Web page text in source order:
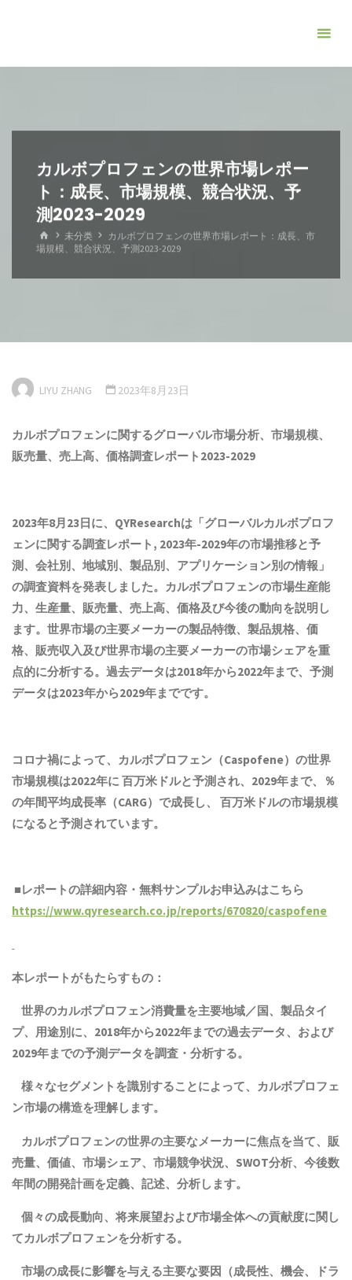
カルボプロフェンの世界市場レポー
ト：成長、市場規模、競合状況、予
測2023-2029
ホ
ー
未分类
カルボプロフェンの世界市場レポート：成長、市
場規模、競合状況、予測2023-2029
LIYU ZHANG 2023年8月23日
カルボプロフェンに関するグローバル市場分析、市場規模、
販売量、売上高、価格調査レポート2023-2029
2023年8月23日に、QYResearchは「グローバルカルボプロフ
ェンに関する調査レポート, 2023年-2029年の市場推移と予
測、会社別、地域別、製品別、アプリケーション別の情報 」
の調査資料を発表しました。カルボプロフェンの市場生産能
力、生産量、販売量、売上高、価格及び今後の動向を説明し
ます。世界市場の主要メーカーの製品特徴、製品規格、価
格、販売収入及び世界市場の主要メーカーの市場シェアを重
点的に分析する。過去データは2018年から2022年まで、予測
データは2023年から2029年までです。
コロナ禍によって、カルボプロフェン（Caspofene）の世界
市場規模は2022年に 百万米ドルと予測され、2029年まで、％
の年間平均成長率（CARG）で成長し、 百万米ドルの市場規模
になると予測されています。
■レポートの詳細内容・無料サンプルお申込みはこちら
https://www.qyresearch.co.jp/reports/670820/caspofene
本レポートがもたらすもの：
世界のカルボプロフェン消費量を主要地域／国、製品タイ
プ、用途別に、2018年から2022年までの過去データ、および
2029年までの予測データを調査・分析する。
様々なセグメントを識別することによって、カルボプロフェ
ン市場の構造を理解します。
カルボプロフェンの世界の主要なメーカーに焦点を当て、販
売量、価値、市場シェア、市場競争状況、SWOT分析、今後数
年間の開発計画を定義、記述、分析します。
個々の成長動向、将来展望および市場全体への貢献度に関し
てカルボプロフェンを分析する。
市場の成長に影響を与える主要な要因（成長性、機会、ドラ